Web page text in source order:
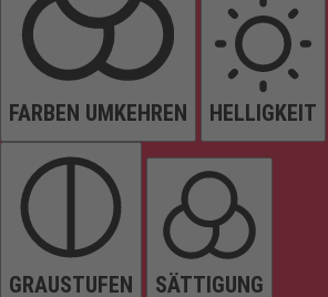
FARBEN UMKEHREN HELLIGKEIT
GRAUSTUFEN SÄTTIGUNG